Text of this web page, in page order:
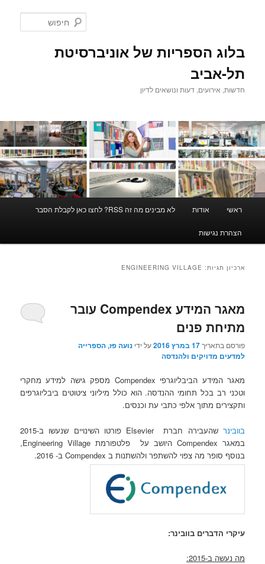
בלוג הספריות של אוניברסיטת
תל-אביב
חדשות, אירועים, דעות ונושאים לדיון
ראשי אודות לא מבינים מה זה RSS? לחצו כאן לקבלת הסבר
הצהרת נגישות
ארכיון תגיות: ENGINEERING VILLAGE
מאגר המידע Compendex עובר
מתיחת פנים
פורסם בתאריך17 במרץ 2016 על ידינועה פז, הספרייה
למדעים מדויקים ולהנדסה
מאגר המידע הביבליוגרפי Compendex מספק גישה למידע מחקרי
וטכני רב בכל תחומי ההנדסה. הוא כולל מיליוני ציטוטים ביבליוגרפים
ותקצירים מתוך אלפי כתבי עת וכנסים.
בוובינר
שהעבירה חברת Elsevier פורטו השינויים שנעשו ב-2015
במאגר Compendex היושב על פלטפורמת Engineering Village,
בנוסף סופר מה צפוי להשתפר ולהשתנות ב Compendex ב- 2016.
עיקרי הדברים בוובינר:
מה נעשה ב-2015: